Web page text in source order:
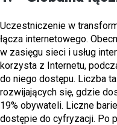
Uczestniczenie w
łącza internetowego.
w zasięgu sieci i usług
korzysta z Internetu,
do niego dostępu. Liczba
rozwijających się, gdzie
19% obywateli. Liczne
dostępie do cyfryzacji. Po